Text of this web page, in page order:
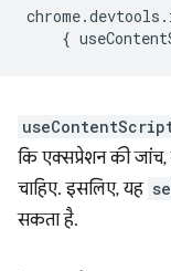
chrome.devtools .
{
कि एक्सप्रेशन की जांच,
चाहिए. इसलिए, यह
सकता है.